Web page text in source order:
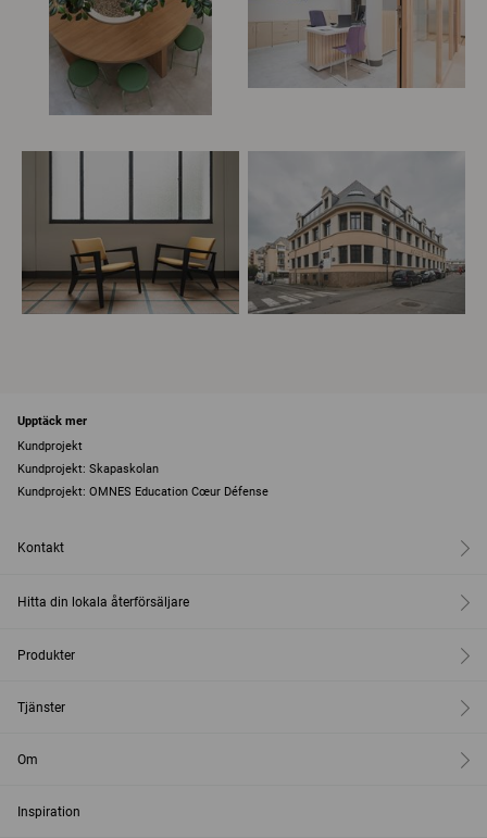
Upptäck mer
Kundprojekt
Kundprojekt: Skapaskolan
Kundprojekt: OMNES Education Cœur Défense
Kontakt
Hitta din lokala återförsäljare
Produkter
Tjänster
Om
Inspiration